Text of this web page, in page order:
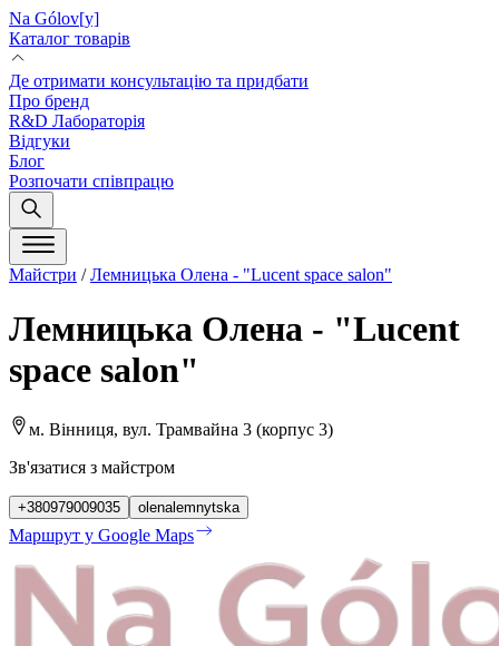
Na Gólov[y]
Каталог товарів
Де отримати консультацію та придбати
Про бренд
R&D Лабораторія
Відгуки
Блог
Розпочати співпрацю
Майстри /Лемницька Олена - "Lucent space salon"
Лемницька Олена - "Lucent
space salon"
м. Вінниця, вул. Трамвайна 3 (корпус 3)
Зв'язатися з майстром
+380979009035 olenalemnytska
Маршрут у Google Maps